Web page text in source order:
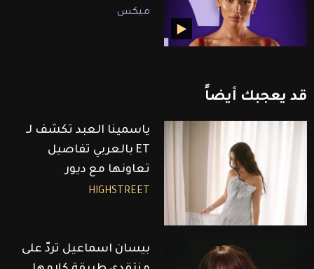
ميكس
قد يعجبك أيضاً
ياسمينا العبد تكشف لـ
ET بالعربي تفاصيل
تعاونها مع ديور
HIGHSTREET
بيسان اسماعيل تردّ على